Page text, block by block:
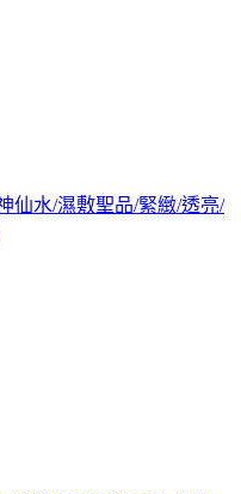
仙水/濕敷聖品/緊緻/透亮/